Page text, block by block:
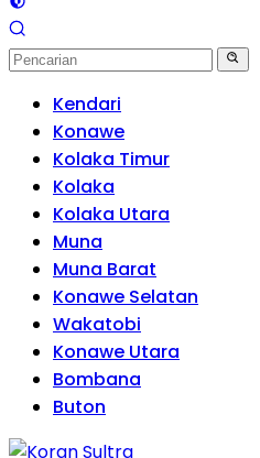
Kendari
Konawe
Kolaka Timur
Kolaka
Kolaka Utara
Muna
Muna Barat
Konawe Selatan
Wakatobi
Konawe Utara
Bombana
Buton